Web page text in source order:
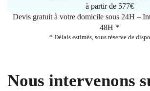
à partir de 577€
Devis gratuit à votre domicile sous 24H –
48H *
* Délais estimés, sous réserve de
Nous intervenons